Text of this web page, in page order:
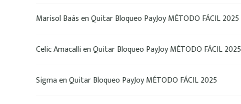
Marisol BaásenQuitar Bloqueo PayJoy MÉTODO FÁCIL 2025
Celic AmacallienQuitar Bloqueo PayJoy MÉTODO FÁCIL 2025
SigmaenQuitar Bloqueo PayJoy MÉTODO FÁCIL 2025